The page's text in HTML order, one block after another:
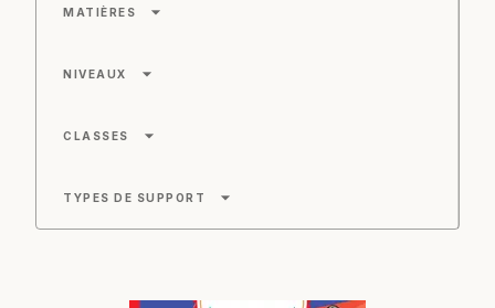
MATIÈRES arrow_drop_down
NIVEAUX arrow_drop_down
CLASSES arrow_drop_down
TYPES DE SUPPORT arrow_drop_down